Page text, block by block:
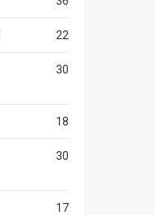
22
30
18
30
17